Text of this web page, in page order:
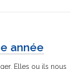
année
Elles ou ils nous